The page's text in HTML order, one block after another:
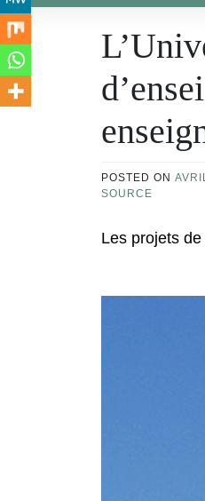
POSTED ON
SOURCE
Les projets